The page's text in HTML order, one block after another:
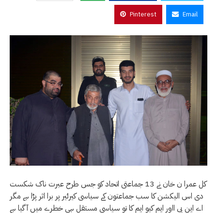
Pinterest Email
کل عمرا ن خان نے 13 جماعتی اتحاد کو جس طرح عبرت ناک شکست
دی اس الیکشن کا سب جماعتون کے سیاسی کیرئیر پر برا اثر پڑا ہے مگر
اے این پی ااور ایم کیو ایم کا تو سیاسی مستقل ہی خطرے میں آ گیا ہے